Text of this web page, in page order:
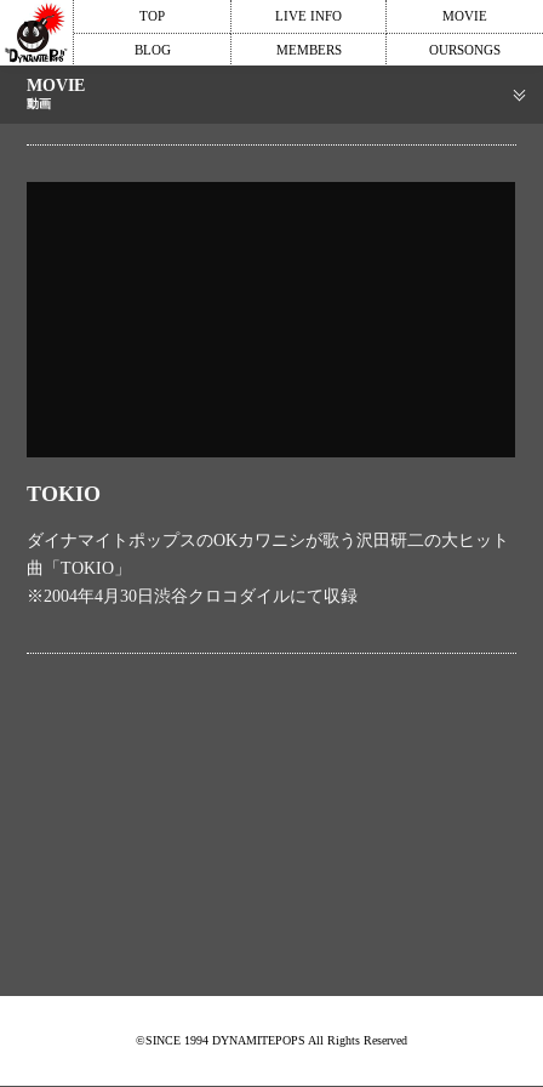
TOP LIVE INFO MOVIE
BLOG MEMBERS OURSONGS
MOVIE
動画
TOKIO
ダイナマイトポップスのOKカワニシが歌う沢田研二の大ヒット
曲「TOKIO」
※2004年4月30日渋谷クロコダイルにて収録
©SINCE 1994 DYNAMITEPOPS All Rights Reserved